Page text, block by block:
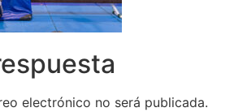
electrónico no será publicada.